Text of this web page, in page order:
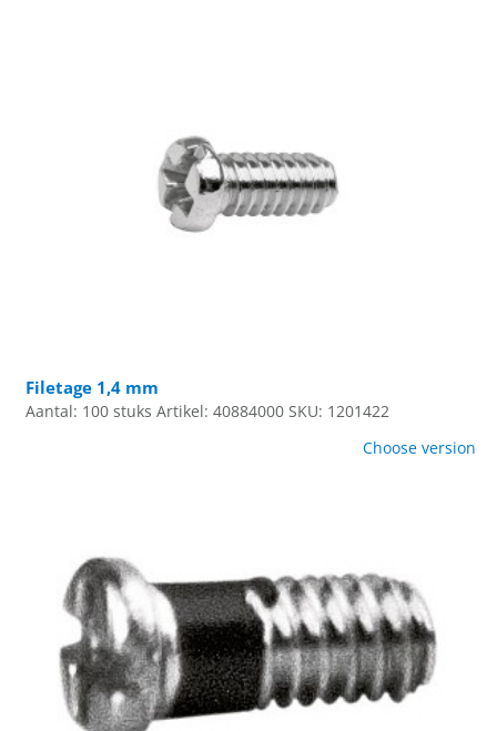
Filetage 1,4 mm
Aantal: 100 stuks Artikel: 40884000 SKU: 1201422
Choose version